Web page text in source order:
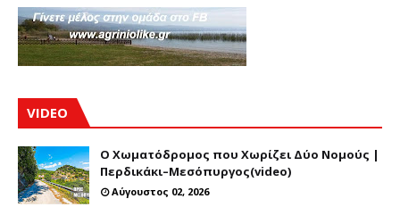
VIDEO
Ο Χωματόδρομος που Χωρίζει Δύο Νομούς |
Περδικάκι–Μεσόπυργος(video)
Αύγουστος 02, 2026